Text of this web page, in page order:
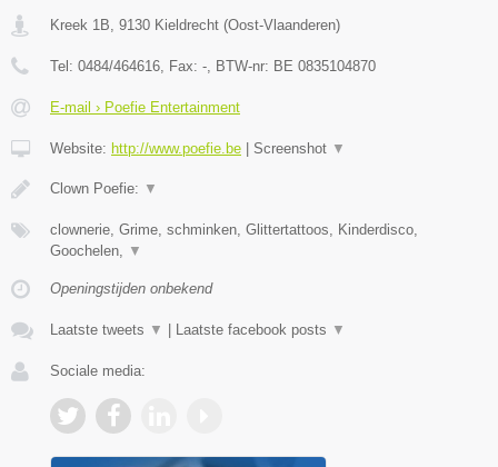
Kreek 1B, 9130 Kieldrecht (Oost-Vlaanderen)
Tel: 0484/464616, Fax: -, BTW-nr: BE 0835104870
E-mail › Poefie Entertainment
Website: http://www.poefie.be Screenshot ▼
Clown Poefie: ▼
clownerie, Grime, schminken, Glittertattoos, Kinderdisco,
Goochelen, ▼
Openingstijden onbekend
Laatste tweets ▼ Laatste facebook posts ▼
Sociale media: